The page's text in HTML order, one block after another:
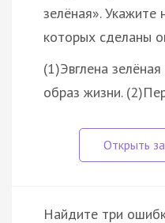
зелёная».
которых сделаны
(1)Эвглена
образ жизни.
Найдите три